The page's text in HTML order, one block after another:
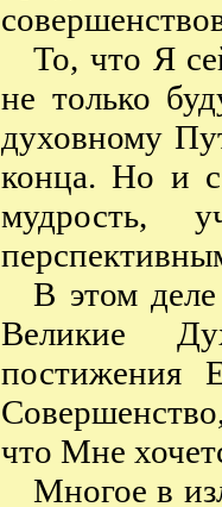
То, что Я
не только
духовному
конца. Но и
мудрость,
В этом
Великие
постижения
что Мне
Многое в